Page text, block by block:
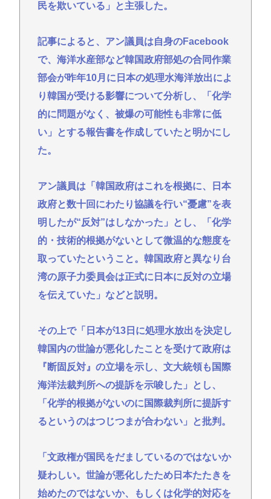
【なぞなぞ】義母、義妹、エ口いのどっち！
いいの
Redditを読んでると外人って日本に対してはよく調
べもせずに思い込みで勝手に議論してるよな
愛知県最強のスーパー、満場一致で決まる
Powered by livedoor 相互RSS
民を欺いている」と主張した。
記事によると、アン議員は自身のFacebook
で、海洋水産部など韓国政府部処の合同作業
部会が昨年10月に日本の処理水海洋放出によ
り韓国が受ける影響について分析し、「化学
的に問題がなく、被爆の可能性も非常に低
い」とする報告書を作成していたと明かにし
た。
アン議員は「韓国政府はこれを根拠に、日本
政府と数十回にわたり協議を行い“憂慮”を表
明したが“反対”はしなかった」とし、「化学
的・技術的根拠がないとして微温的な態度を
取っていたということ。韓国政府と異なり台
湾の原子力委員会は正式に日本に反対の立場
を伝えていた」などと説明。
その上で「日本が13日に処理水放出を決定し
韓国内の世論が悪化したことを受けて政府は
『断固反対』の立場を示し、文大統領も国際
海洋法裁判所への提訴を示唆した」とし、
「化学的根拠がないのに国際裁判所に提訴す
るというのはつじつまが合わない」と批判。
「文政権が国民をだましているのではないか
疑わしい。世論が悪化したため日本たたきを
始めたのではないか、もしくは化学的対応を